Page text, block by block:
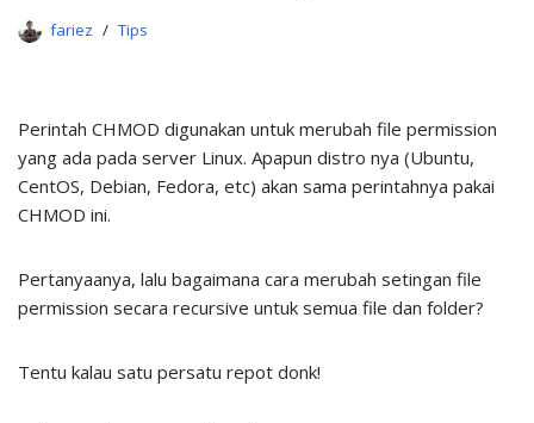
fariez Tips
Perintah CHMOD digunakan untuk merubah file permission
yang ada pada server Linux. Apapun distro nya (Ubuntu,
CentOS, Debian, Fedora, etc) akan sama perintahnya pakai
CHMOD ini.
Pertanyaanya, lalu bagaimana cara merubah setingan file
permission secara recursive untuk semua file dan folder?
Tentu kalau satu persatu repot donk!